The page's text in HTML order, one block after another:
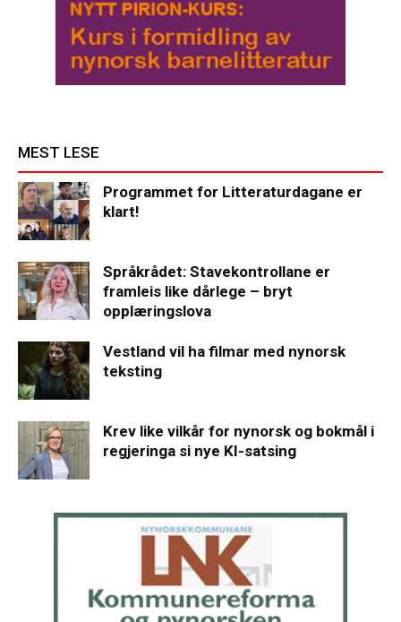
MEST LESE
Programmet for Litteraturdagane er
klart!
Språkrådet: Stavekontrollane er
framleis like dårlege – bryt
opplæringslova
Vestland vil ha filmar med nynorsk
teksting
Krev like vilkår for nynorsk og bokmål i
regjeringa si nye KI-satsing